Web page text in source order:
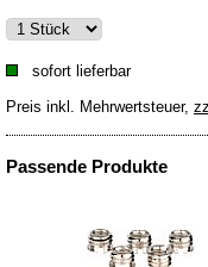
sofort lieferbar
Preis inkl. Mehrwertsteuer,
Passende Produkte